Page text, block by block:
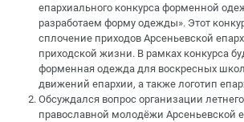
епархиального конкурса форменной
разработаем форму одежды». Этот
сплочение приходов Арсеньевской
приходской жизни. В рамках конкурса
форменная одежда для воскресных
движений епархии, а также логотип
Обсуждался вопрос организации
православной молодёжи Арсеньевской